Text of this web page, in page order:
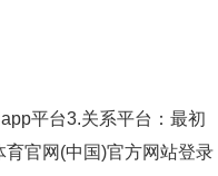
平台3.关系平台：最初
官网(中国)官方网站登录